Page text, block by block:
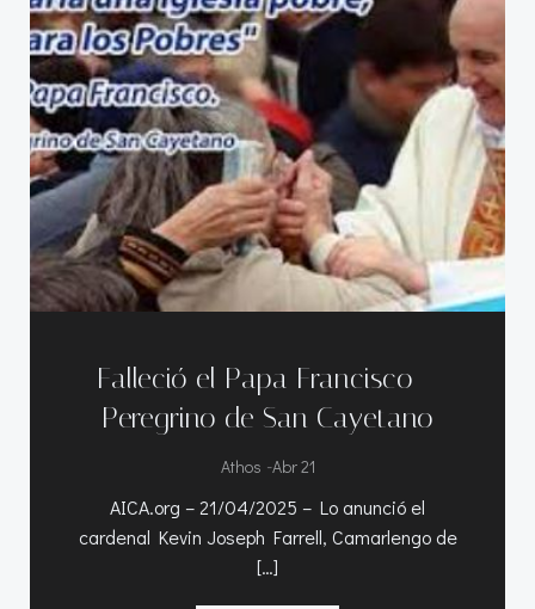
Falleció el Papa Francisco –
Peregrino de San Cayetano
Athos -Abr 21
AICA.org – 21/04/2025 – Lo anunció el
cardenal Kevin Joseph Farrell, Camarlengo de
[…]